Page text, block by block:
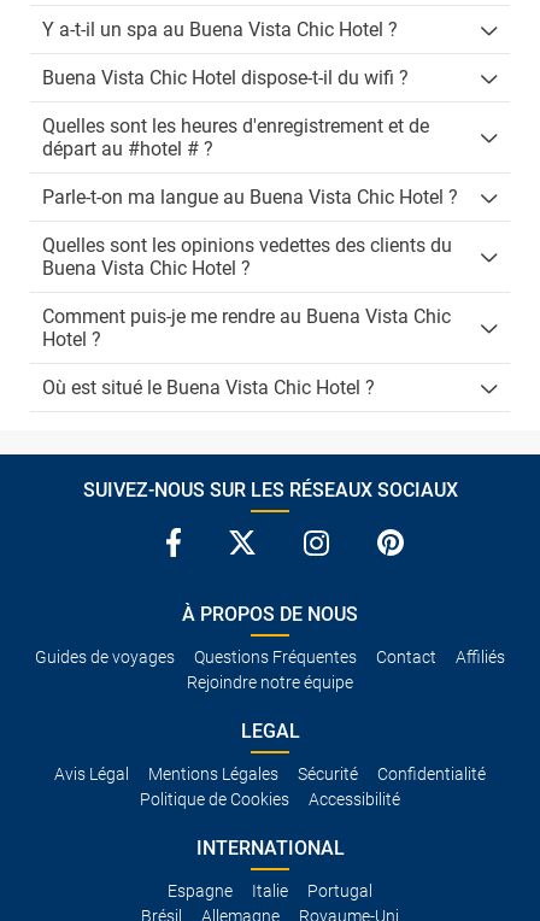
Y a-t-il un spa au Buena Vista Chic Hotel ?
Buena Vista Chic Hotel dispose-t-il du wifi ?
Quelles sont les heures d'enregistrement et de
départ au #hotel # ?
Parle-t-on ma langue au Buena Vista Chic Hotel ?
Quelles sont les opinions vedettes des clients du
Buena Vista Chic Hotel ?
Comment puis-je me rendre au Buena Vista Chic
Hotel ?
Où est situé le Buena Vista Chic Hotel ?
SUIVEZ-NOUS SUR LES RÉSEAUX SOCIAUX
À PROPOS DE NOUS
Guides de voyages Questions Fréquentes Contact
Affiliés
Rejoindre notre équipe
LEGAL
Avis Légal Mentions Légales Sécurité
Confidentialité
Politique de Cookies
Accessibilité
INTERNATIONAL
Espagne Italie
Portugal
Brésil
Allemagne Royaume-Uni